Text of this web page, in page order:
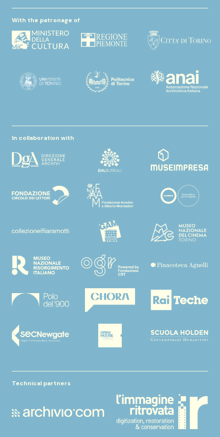
With the patronage of
In collaboration with
Technical partners